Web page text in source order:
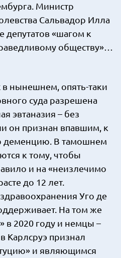
Министр
Сальвадор Илла
депутатов «шагом к
обществу»…
в нынешнем, опять-таки
суда разрешена
эвтаназия – без
он признан впавшим, к
деменцию. В тамошнем
к тому, чтобы
и на «неизлечимо
до 12 лет.
Уго де
На том же
в 2020 году и немцы –
Карлсруэ признал
и являющимся